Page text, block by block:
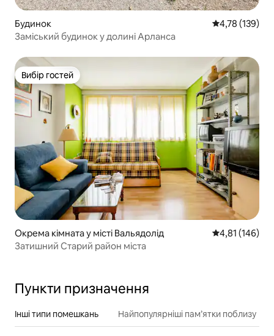
Будинок Середня
4,78 (139)
Заміський будинок у долині Арланса
Вибір гостей
Вибір гостей
Окрема кімната у місті Вальядолід Середня
4,81 (146)
Затишний Старий район міста
Пункти призначення
Інші типи помешкань Найпопулярніші пам’ятки поблизу